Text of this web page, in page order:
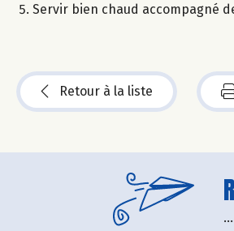
Servir bien chaud accompagné
Retour à la liste